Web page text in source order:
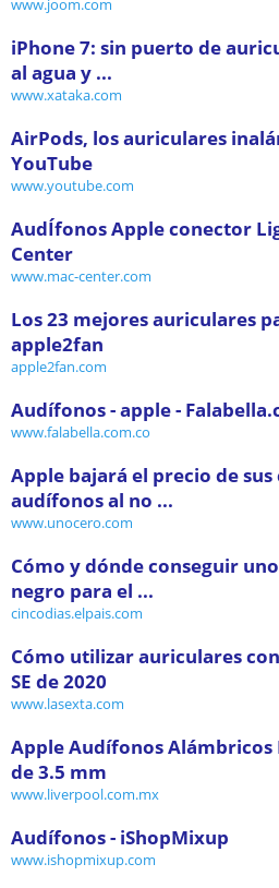
iPhone 7: sin puerto de
al agua y ...
www.xataka.com
AirPods, los auriculares
YouTube
www.youtube.com
AudÍfonos Apple conector
Center
www.mac-center.com
Los 23 mejores auriculares
apple2fan
apple2fan.com
Audífonos - apple -
www.falabella.com.co
Apple bajará el precio de
audífonos al no ...
www.unocero.com
Cómo y dónde conseguir
negro para el ...
cincodias.elpais.com
Cómo utilizar auriculares
SE de 2020
www.lasexta.com
Apple Audífonos Alámbricos
de 3.5 mm
www.liverpool.com.mx
Audífonos - iShopMixup
www.ishopmixup.com